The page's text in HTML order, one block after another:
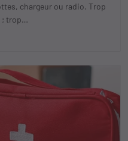
chargeur ou radio. Trop
; trop…